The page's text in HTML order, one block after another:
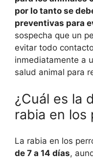
por lo tanto se
preventivas para
sospecha que un
evitar todo
inmediatamente a
salud animal para
¿Cuál es la
rabia en los
La rabia en los
de 7 a 14 días,